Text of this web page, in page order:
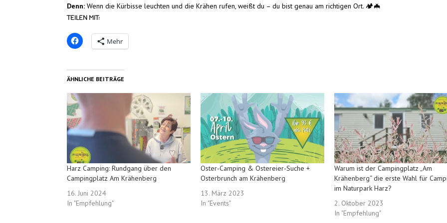
Denn: Wenn die Kürbisse leuchten und die Krähen rufen, weißt du – du bist genau am richtigen Ort. 🏕️🦇
TEILEN MIT:
Mehr
ÄHNLICHE BEITRÄGE
Harz Camping: Rundgang über den
Campingplatz Am Krähenberg
16. Juni 2024
In "Empfehlung"
Oster-Camping & Ostereier-Suche +
Osterbrunch am Krähenberg
13. März 2023
In "Events"
Warum ist der Campingplatz „Am
Krähenberg“ die erste Wahl für
im Naturpark Harz?
2. Oktober 2023
In "Empfehlung"